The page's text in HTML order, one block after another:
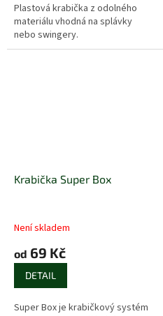
Plastová krabička z odolného
materiálu vhodná na splávky
nebo swingery.
Krabička Super Box
Není skladem
od 69 Kč
DETAIL
Super Box je krabičkový systém